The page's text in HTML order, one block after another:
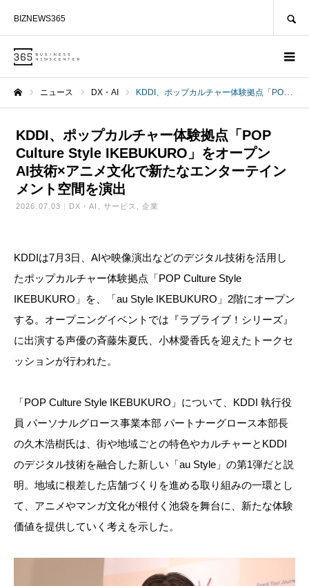
BIZNEWS365
ニュース DX・AI KDDI、ポップカルチャー体験拠点「POP Culture Style IKEBUKURO」をオープン AI技術×アニメ文化で新たなエンターテインメント空間を演出
KDDI、ポップカルチャー体験拠点「POP
Culture Style IKEBUKURO」をオープン
AI技術×アニメ文化で新たなエンターテイン
メント空間を演出
2026.07.03 DX・AI サービス 企業
KDDIは7月3日、AIや映像演出などのデジタル技術を活用し
たポップカルチャー体験拠点「POP Culture Style
IKEBUKURO」を、「au Style IKEBUKURO」2階にオープン
する。オープニングイベントでは『ラブライブ！シリーズ』
に出演する声優の斉藤朱夏氏、小林愛香氏を迎えたトークセ
ッションが行われた。
「POP Culture Style IKEBUKURO」について、KDDI 執行役
員 パーソナルグロース事業本部 パートナーグロース本部長
の久木浩樹氏は、街や地域ごとの特色やカルチャーとKDDI
のデジタル技術を融合した新しい「au Style」の第1弾だと説
明。地域に根差した店舗づくりを進める取り組みの一環とし
て、アニメやマンガ文化が根付く池袋を舞台に、新たな体験
価値を提供していく考えを示した。